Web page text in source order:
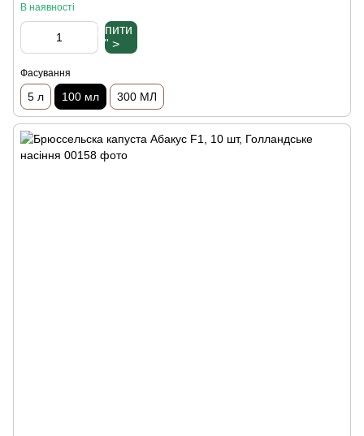
В наявності
Купити
" >
Фасування
5 л 100 мл 300 МЛ